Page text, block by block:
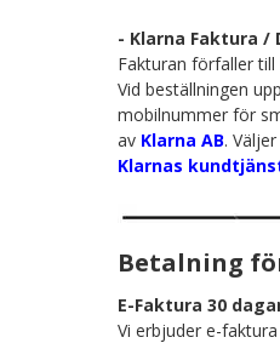
- Klarna Faktura /
Fakturan förfaller
Vid beställningen
mobilnummer för
av Klarna AB.
Klarnas
Betalning
E-Faktura 30
Vi erbjuder e-